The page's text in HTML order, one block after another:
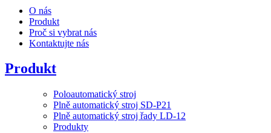
O nás
Produkt
Proč si vybrat nás
Kontaktujte nás
Produkt
Poloautomatický stroj
Plně automatický stroj SD-P21
Plně automatický stroj řady LD-12
Produkty